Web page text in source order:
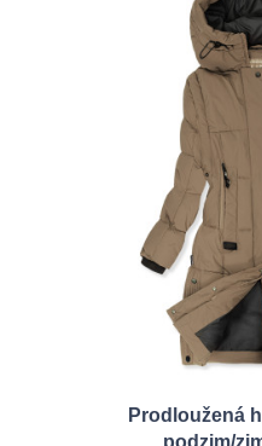
Prodloužená
podzim/